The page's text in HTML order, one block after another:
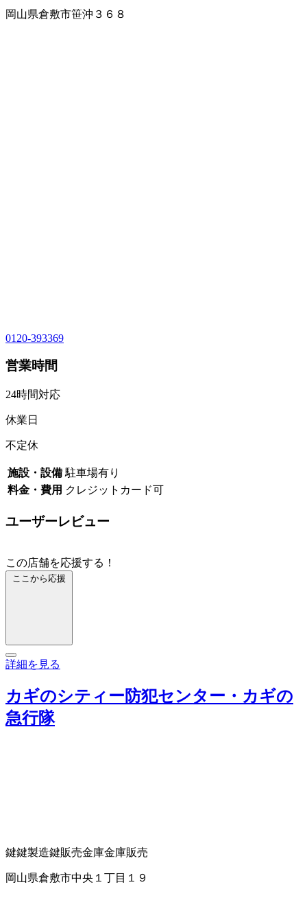
岡山県倉敷市笹沖３６８
0120-393369
営業時間
24時間対応
休業日
不定休
施設・設備 駐車場有り
料金・費用 クレジットカード可
ユーザーレビュー
この店舗を応援する！
ここから応援
詳細を見る
カギのシティー防犯センター・カギの
急行隊
鍵鍵製造鍵販売金庫金庫販売
岡山県倉敷市中央１丁目１９